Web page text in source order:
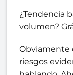
¿Tendencia
volumen?
Obviamente
riesgos